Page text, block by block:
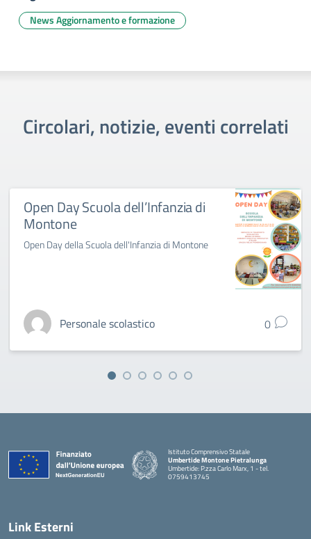
News Aggiornamento e formazione
Circolari, notizie, eventi correlati
Open Day Scuola dell’Infanzia di
Montone
Open Day della Scuola dell'Infanzia di Montone
Personale scolastico 0
Istituto Comprensivo Statale
Umbertide Montone Pietralunga
Umbertide: P.zza Carlo Marx, 1 - tel.
0759413745
Link Esterni